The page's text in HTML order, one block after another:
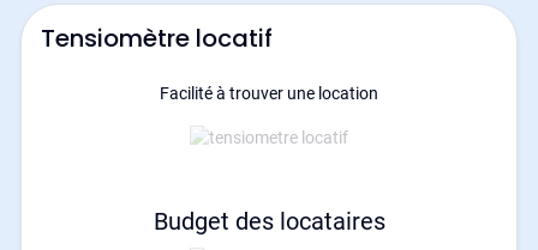
Tensiomètre locatif
Facilité à trouver une location
Budget des locataires